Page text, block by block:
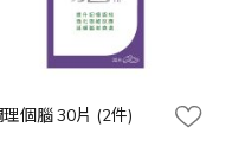
理個腦 30片 (2件)